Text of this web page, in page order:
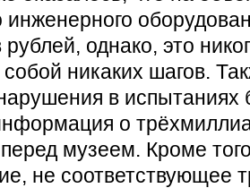
инженерного
однако, это
собой никаких шагов.
в
о
музеем. Кроме
не соответствующее